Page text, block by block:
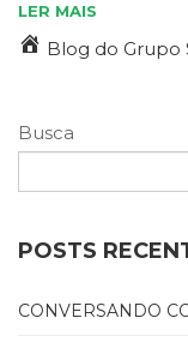
(200)
(799)
Publicidade,
Marketing
(33)
(23)
LER MAIS
Blog do Grupo
Busca
POSTS
CONVERSANDO